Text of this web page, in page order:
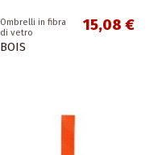
Ombrelli in fibra
di vetro
BOIS
15,08 €